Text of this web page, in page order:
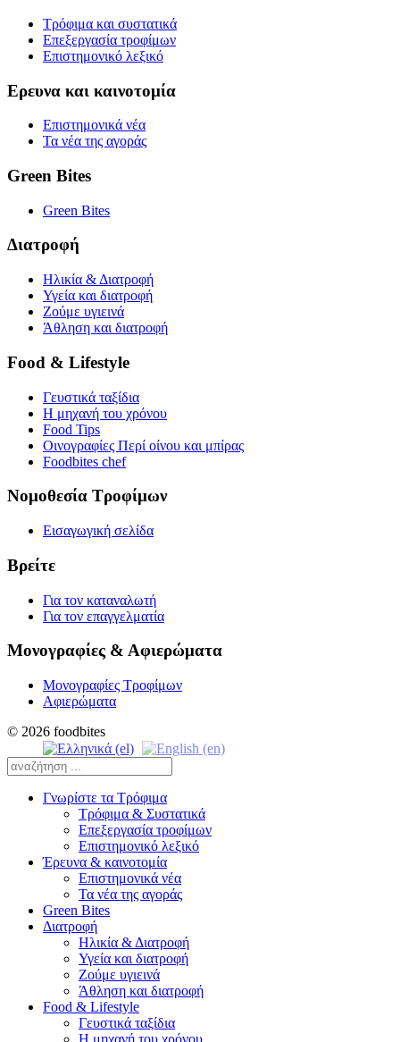
Τρόφιμα και συστατικά
Επεξεργασία τροφίμων
Επιστημονικό λεξικό
Ερευνα και καινοτομία
Επιστημονικά νέα
Τα νέα της αγοράς
Green Bites
Green Bites
Διατροφή
Ηλικία & Διατροφή
Υγεία και διατροφή
Ζούμε υγιεινά
Άθληση και διατροφή
Food & Lifestyle
Γευστικά ταξίδια
Η μηχανή του χρόνου
Food Tips
Οινογραφίες Περί οίνου και μπίρας
Foodbites chef
Νομοθεσία Τροφίμων
Εισαγωγική σελίδα
Βρείτε
Για τον καταναλωτή
Για τον επαγγελματία
Μονογραφίες & Αφιερώματα
Μονογραφίες Τροφίμων
Αφιερώματα
© 2026 foodbites
Γνωρίστε τα Τρόφιμα
Τρόφιμα & Συστατικά
Επεξεργασία τροφίμων
Επιστημονικό λεξικό
Έρευνα & καινοτομία
Επιστημονικά νέα
Τα νέα της αγοράς
Green Bites
Διατροφή
Ηλικία & Διατροφή
Υγεία και διατροφή
Ζούμε υγιεινά
Άθληση και διατροφή
Food & Lifestyle
Γευστικά ταξίδια